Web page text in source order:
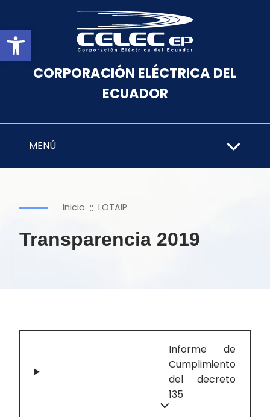
Abrir barra de herramientas
CORPORACIÓN ELÉCTRICA DEL
ECUADOR
MENÚ
Inicio :: LOTAIP
Transparencia 2019
Informe de
Cumplimiento
del decreto
135